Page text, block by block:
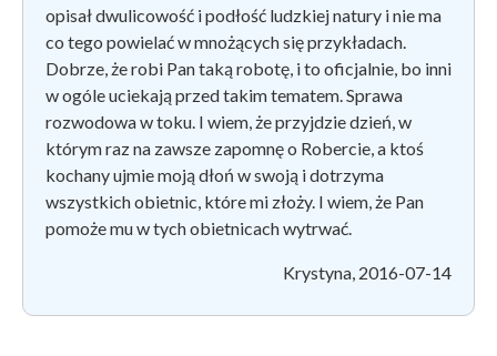
opisał dwulicowość i podłość ludzkiej natury i nie ma
co tego powielać w mnożących się przykładach.
Dobrze, że robi Pan taką robotę, i to oficjalnie, bo inni
w ogóle uciekają przed takim tematem. Sprawa
rozwodowa w toku. I wiem, że przyjdzie dzień, w
którym raz na zawsze zapomnę o Robercie, a ktoś
kochany ujmie moją dłoń w swoją i dotrzyma
wszystkich obietnic, które mi złoży. I wiem, że Pan
pomoże mu w tych obietnicach wytrwać.
Krystyna, 2016-07-14